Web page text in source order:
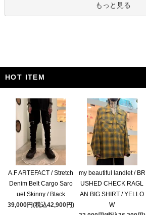
もっと見る
HOT ITEM
A.F ARTEFACT / Stretch
Denim Belt Cargo Saro
uel Skinny / Black
39,000円(税込42,900円)
my beautiful landlet / BR
USHED CHECK RAGL
AN BIG SHIRT / YELLO
W